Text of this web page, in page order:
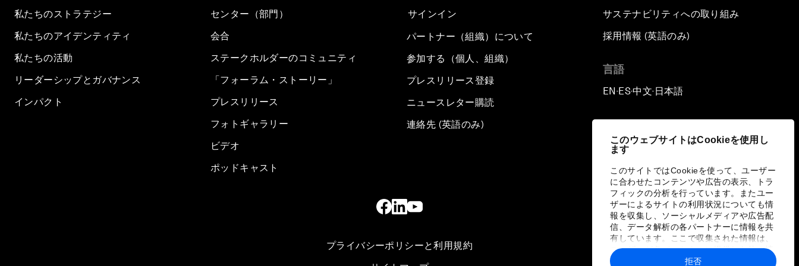
このウェブサイトはCookieを使用し
ます
このサイトではCookieを使って、ユーザー
に合わせたコンテンツや広告の表示、トラ
フィックの分析を行っています。またユー
ザーによるサイトの利用状況についても情
報を収集し、ソーシャルメディアや広告配
信、データ解析の各パートナーに情報を共
有しています。ここで収集された情報は、
ユーザーが各パートナーに提供した他の情
報や各パートナーのサービスを使用した際
拒否
私たちのストラテジー
私たちのアイデンティティ
私たちの活動
リーダーシップとガバナンス
インパクト
センター（部門）
会合
ステークホルダーのコミュニティ
「フォーラム・ストーリー」
プレスリリース
フォトギャラリー
ビデオ
ポッドキャスト
サインイン
パートナー（組織）について
参加する（個人、組織）
プレスリリース登録
ニュースレター購読
連絡先 (英語のみ)
サステナビリティへの取り組み
採用情報 (英語のみ)
言語
EN ▪ES▪中文▪ 日本語
プライバシーポリシーと利用規約